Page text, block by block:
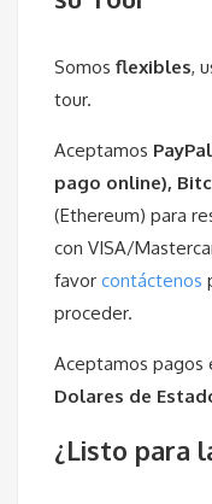
Somos flexibles,
tour.
Aceptamos
pago online),
(Ethereum) para
con VISA/
favor contáctenos
proceder.
Aceptamos pagos
Dolares de
¿Listo para